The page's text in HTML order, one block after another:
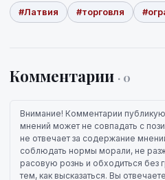
#Латвия #торговля
Комментарии · 0
Внимание! Комментарии
мнений может не совпадать с
не отвечает за содержание
соблюдать нормы морали, не
расовую рознь и обходиться без
тем, как высказаться. Вы